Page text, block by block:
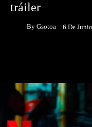
tráiler
By Gsotoa 6 De